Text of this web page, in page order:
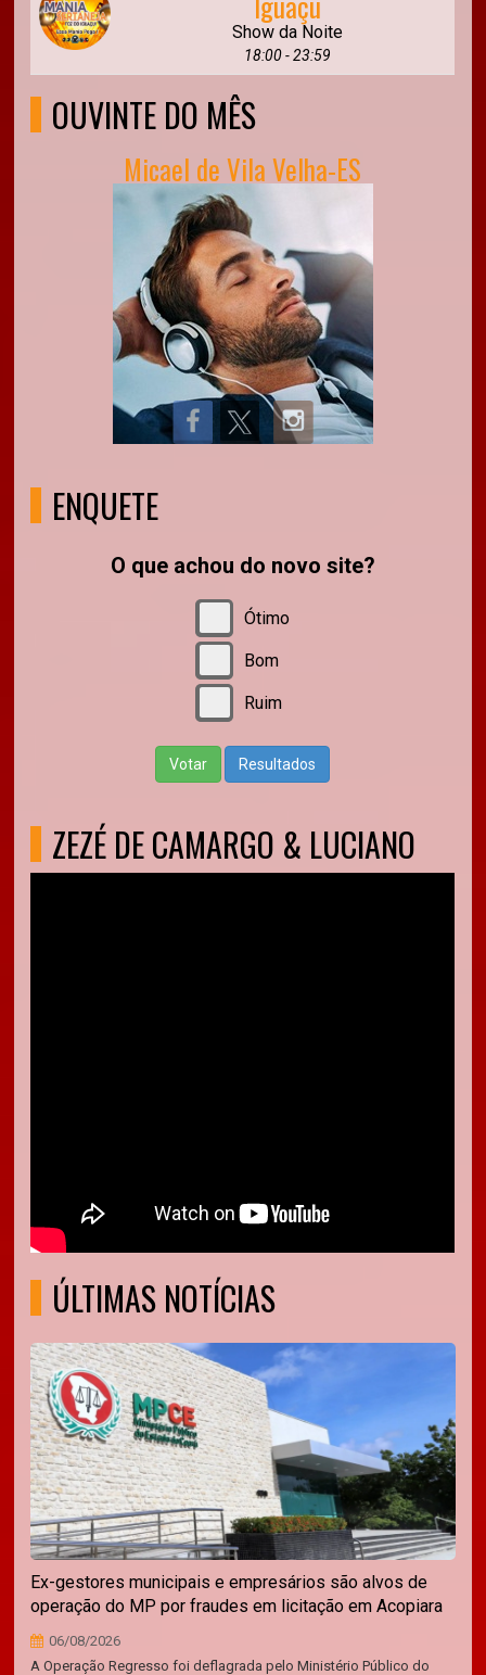
Show da Noite
18:00 - 23:59
OUVINTE DO MÊS
Micael de Vila Velha-ES
ENQUETE
O que achou do novo site?
Ótimo
Bom
Ruim
Votar Resultados
ZEZÉ DE CAMARGO & LUCIANO
ÚLTIMAS NOTÍCIAS
Ex-gestores municipais e empresários são alvos de
operação do MP por fraudes em licitação em Acopiara
06/08/2026
A Operação Regresso foi deflagrada pelo Ministério Público do